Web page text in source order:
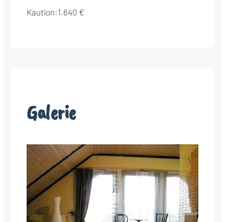
Kaution:1.640 €
Galerie